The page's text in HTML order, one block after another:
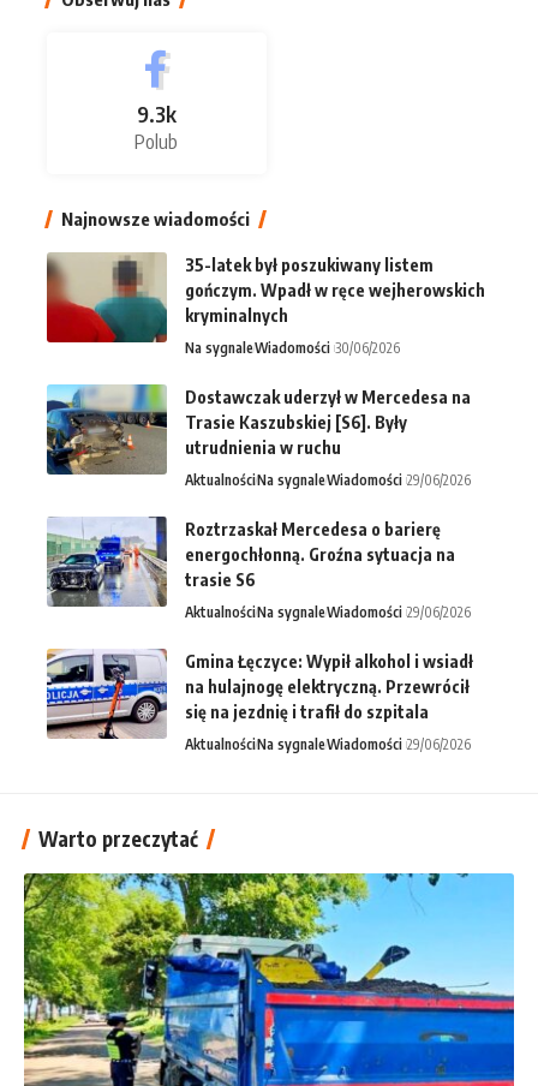
9.3k
Polub
Najnowsze wiadomości
35-latek był poszukiwany listem
gończym. Wpadł w ręce wejherowskich
kryminalnych
Na sygnaleWiadomości 30/06/2026
Dostawczak uderzył w Mercedesa na
Trasie Kaszubskiej [S6]. Były
utrudnienia w ruchu
AktualnościNa sygnaleWiadomości 29/06/2026
Roztrzaskał Mercedesa o barierę
energochłonną. Groźna sytuacja na
trasie S6
AktualnościNa sygnaleWiadomości 29/06/2026
Gmina Łęczyce: Wypił alkohol i wsiadł
na hulajnogę elektryczną. Przewrócił
się na jezdnię i trafił do szpitala
AktualnościNa sygnaleWiadomości 29/06/2026
Warto przeczytać